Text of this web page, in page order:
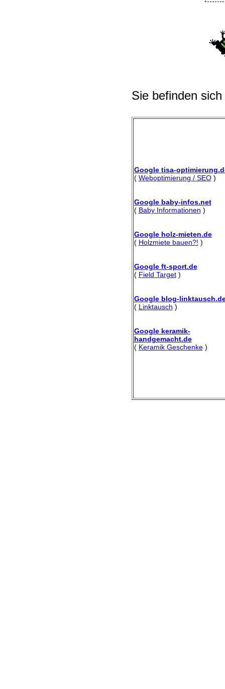
Sie befinden
Google tisa-
( Weboptimierung / SEO)
Google baby-infos.net
( Baby Informationen )
Google holz-mieten.de
( Holzmiete bauen?! )
Google ft-sport.de
( Field Target)
Google blog-
( Linktausch )
Google keramik-
handgemacht.de
( Keramik Geschenke)